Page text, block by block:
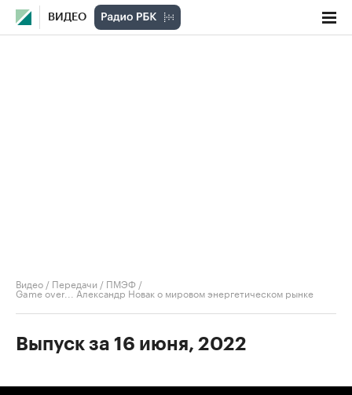
ВИДЕО
Видео / Передачи / ПМЭФ /
Game over... Александр Новак о мировом энергетическом рынке
Выпуск за 16 июня, 2022